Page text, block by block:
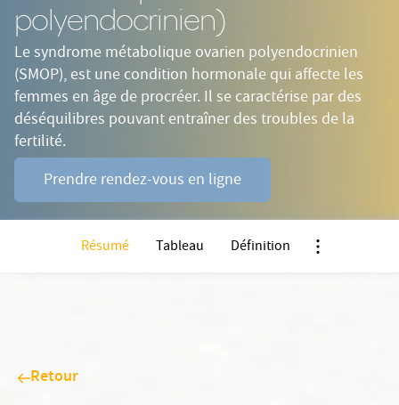
polyendocrinien)
Le syndrome métabolique ovarien polyendocrinien
(SMOP), est une condition hormonale qui affecte les
femmes en âge de procréer. Il se caractérise par des
déséquilibres pouvant entraîner des troubles de la
fertilité.
Prendre rendez-vous en ligne
Résumé Tableau Définition
Retour